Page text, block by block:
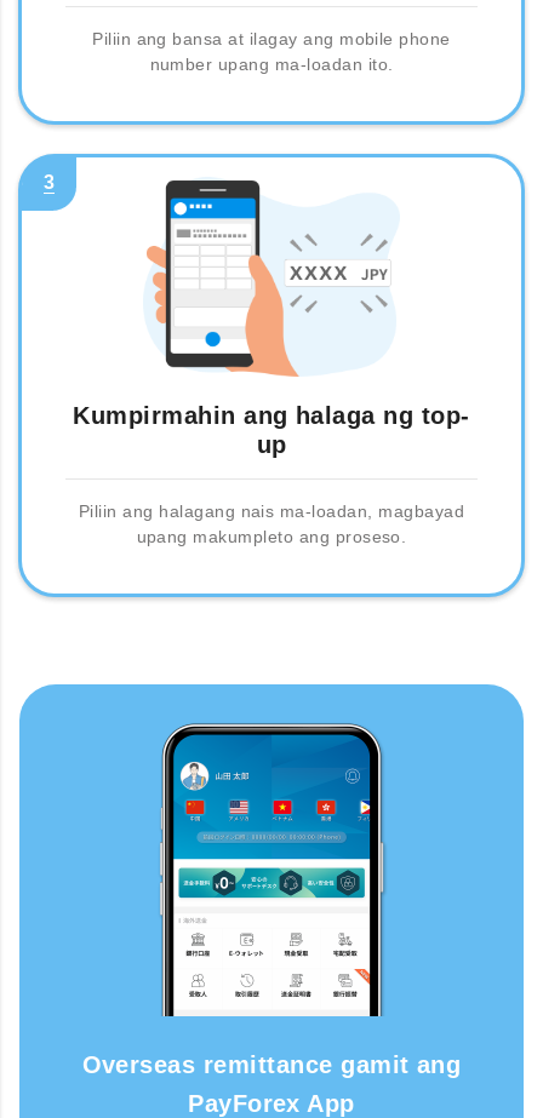
Piliin ang bansa at ilagay ang mobile phone
number upang ma-loadan ito.
3
Kumpirmahin ang halaga ng top-
up
Piliin ang halagang nais ma-loadan, magbayad
upang makumpleto ang proseso.
Overseas remittance gamit ang
PayForex App